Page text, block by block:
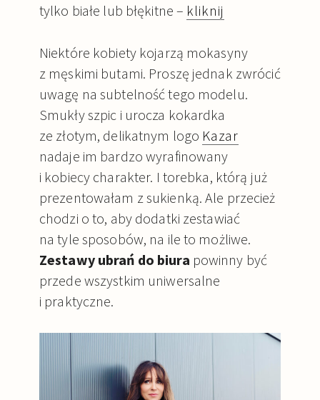
tylko białe lub błękitne – kliknij
Niektóre kobiety kojarzą mokasyny
z męskimi butami. Proszę jednak zwrócić
uwagę na subtelność tego modelu.
Smukły szpic i urocza kokardka
ze złotym, delikatnym logo Kazar
nadaje im bardzo wyrafinowany
i kobiecy charakter. I torebka, którą już
prezentowałam z sukienką. Ale przecież
chodzi o to, aby dodatki zestawiać
na tyle sposobów, na ile to możliwe.
Zestawy ubrań do biura powinny być
przede wszystkim uniwersalne
i praktyczne.